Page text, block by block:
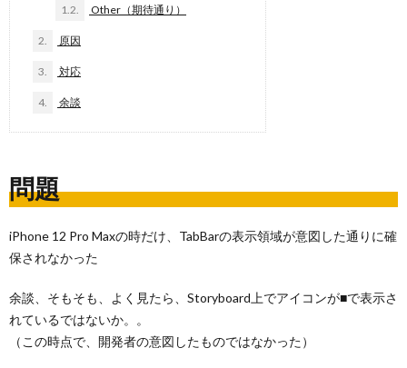
1.2. Other（期待通り）
2. 原因
3. 対応
4. 余談
問題
iPhone 12 Pro Maxの時だけ、TabBarの表示領域が意図した通りに確
保されなかった
余談、そもそも、よく見たら、Storyboard上でアイコンが■で表示さ
れているではないか。。
（この時点で、開発者の意図したものではなかった）